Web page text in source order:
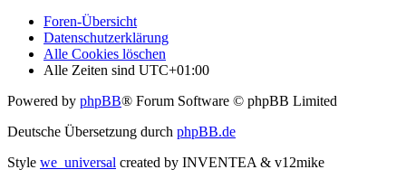
Foren-Übersicht
Datenschutzerklärung
Alle Cookies löschen
Alle Zeiten sind UTC+01:00
Powered by phpBB® Forum Software © phpBB Limited
Deutsche Übersetzung durch phpBB.de
Style we_universal created by INVENTEA & v12mike